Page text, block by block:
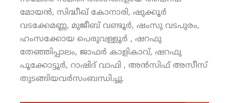
മോയന്‍, സിദ്ധീഖ് കോനാരി, ഷുക്കൂര്‍
വടക്കേമണ്ണ, മുജീബ് വണ്ടൂര്‍, ഷംസു വടപുരം,
ഹംസക്കോയ പെരുവള്ളൂര്‍ , ഷറഫു
തേഞ്ഞിപ്പാലം, ജാഫര്‍ കാളികാവ്, ഷറഫു
പൂക്കോട്ടൂര്‍, റാഷിദ് വാഫി , അന്‍സിഫ് അസീസ്
തുടങ്ങിയവര്‍സംബന്ധിച്ചു.